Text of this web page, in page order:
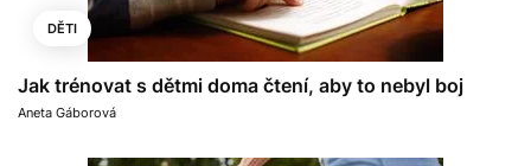
DĚTI
Jak trénovat s dětmi doma čtení, aby to nebyl boj
Aneta Gáborová